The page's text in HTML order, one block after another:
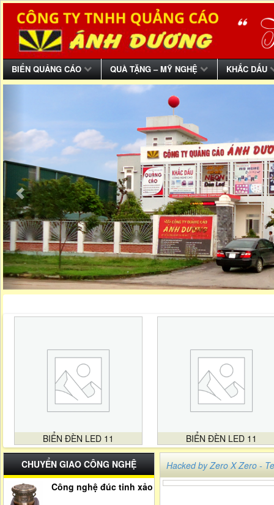
BIỂN QUẢNG CÁO QUÀ TẶNG – MỸ NGHỆ KHẮC DẤU
BIỂN ĐÈN LED 11 BIỂN ĐÈN LED 11
CHUYỂN GIAO CÔNG NGHỆ
Công nghệ đúc tinh xảo
Hacked by Zero X Zero -